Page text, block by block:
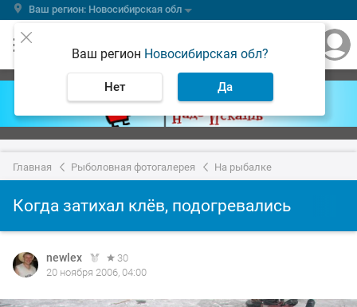
Ваш регион: Новосибирская обл
Ваш регион Новосибирская обл?
Нет Да
Главная Рыболовная фотогалерея На рыбалке
Когда затихал клёв, подогревались
newlex
30
20 ноября 2006, 04:00